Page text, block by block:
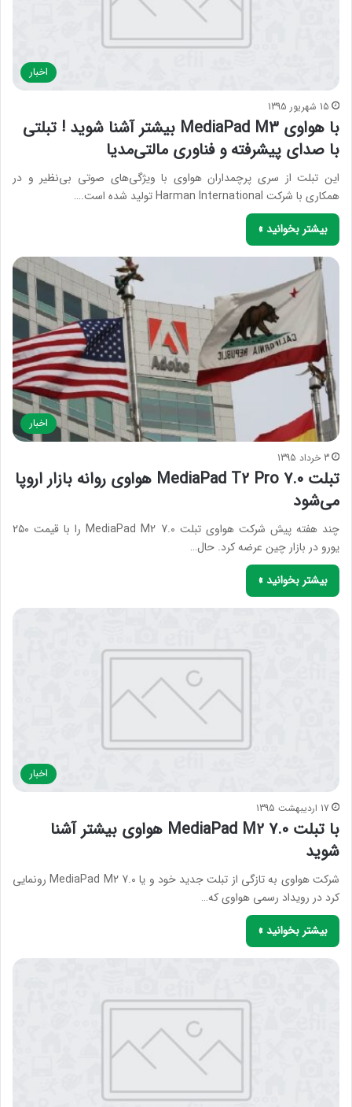
اخبار
15 شهریور 1395
با هواوی MediaPad M3 بیشتر آشنا شوید ! تبلتی
با صدای پیشرفته و فناوری مالتی‌مدیا
این تبلت از سری پرچمداران هواوی با ویژگی‌های صوتی بی‌نظیر و در
همکاری با شرکت Harman International تولید شده است.…
بیشتر بخوانید »
اخبار
3 خرداد 1395
تبلت MediaPad T2 Pro 7.0 هواوی روانه بازار اروپا
می‌شود
چند هفته پیش شرکت هواوی تبلت MediaPad M2 7.0 را با قیمت ۲۵۰
یورو در بازار چین عرضه کرد. حال…
بیشتر بخوانید »
اخبار
17 اردیبهشت 1395
با تبلت MediaPad M2 7.0 هواوی بیشتر آشنا
شوید
شرکت هواوی به تازگی از تبلت جدید خود و یا MediaPad M2 7.0 رونمایی
کرد در رویداد رسمی هواوی که…
بیشتر بخوانید »